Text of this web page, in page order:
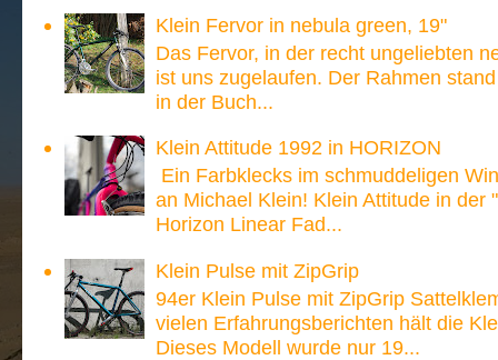
Klein Fervor in nebula green, 19"
Das Fervor, in der recht ungeliebten
ist uns zugelaufen. Der Rahmen
in der Buch...
Klein Attitude 1992 in HORIZON
Ein Farbklecks im schmuddeligen
an Michael Klein! Klein Attitude in der
Horizon Linear Fad...
Klein Pulse mit ZipGrip
94er Klein Pulse mit ZipGrip
vielen Erfahrungsberichten hält die
Dieses Modell wurde nur 19...